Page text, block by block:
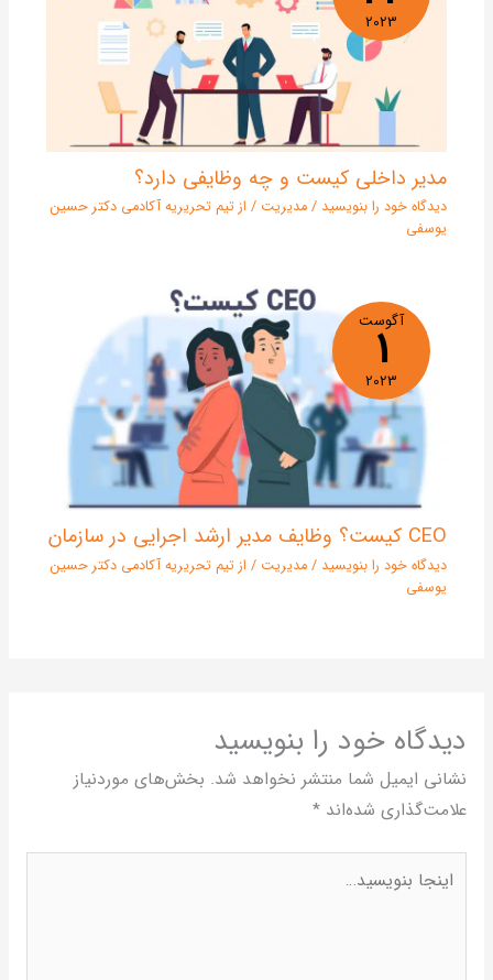
2023
مدیر داخلی کیست و چه وظایفی دارد؟
دیدگاه‌ خود را بنویسید /مدیریت/ از تیم تحریریه آکادمی دکتر حسین
یوسفی
آگوست
2023
CEO کیست؟ وظایف مدیر ارشد اجرایی در سازمان
دیدگاه‌ خود را بنویسید /مدیریت/ از تیم تحریریه آکادمی دکتر حسین
یوسفی
خود را بنویسید
ایمیل شما منتشر نخواهد شد. بخش‌های موردنیاز
شده‌اند*